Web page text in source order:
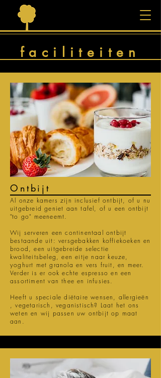
faciliteiten
Ontbijt
Al onze kamers zijn inclusief ontbijt, of u nu
uitgebreid geniet aan tafel, of u een ontbijt
"to go" meeneemt.
Wij serveren een continentaal ontbijt
bestaande uit: versgebakken koffiekoeken en
brood, een uitgebreide selectie
kwaliteitsbeleg, een eitje naar keuze,
yoghurt met granola en vers fruit, en meer.
Verder is er ook echte espresso en een
assortiment van thee en infusies.
Heeft u speciale diëtaire wensen, allergieën
, vegetarisch, veganistisch? Laat het ons
weten en wij passen uw ontbijt op maat
aan.